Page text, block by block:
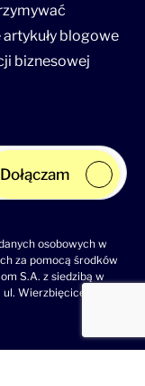
blogowe
biznesowej
osobowych w
za pomocą środków
S.A. z siedzibą w
Wierzbięcice 1B 61-
Dołączam